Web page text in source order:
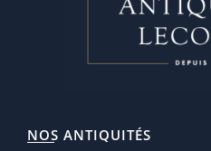
NOS ANTIQUITÉS